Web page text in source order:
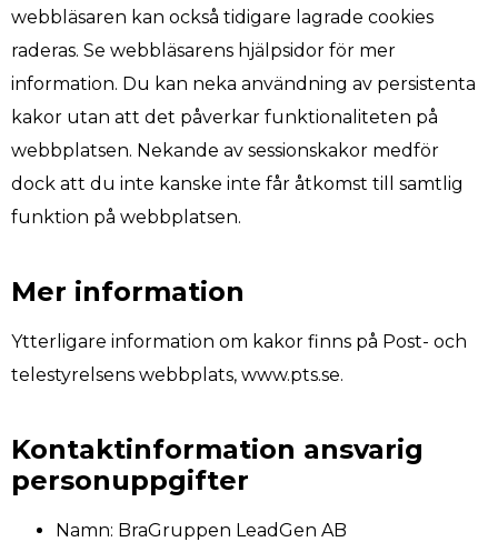
webbläsaren kan också tidigare lagrade cookies
raderas. Se webbläsarens hjälpsidor för mer
information. Du kan neka användning av persistenta
kakor utan att det påverkar funktionaliteten på
webbplatsen. Nekande av sessionskakor medför
dock att du inte kanske inte får åtkomst till samtlig
funktion på webbplatsen.
Mer information
Ytterligare information om kakor finns på Post- och
telestyrelsens webbplats, www.pts.se.
Kontaktinformation ansvarig
personuppgifter
Namn: BraGruppen LeadGen AB